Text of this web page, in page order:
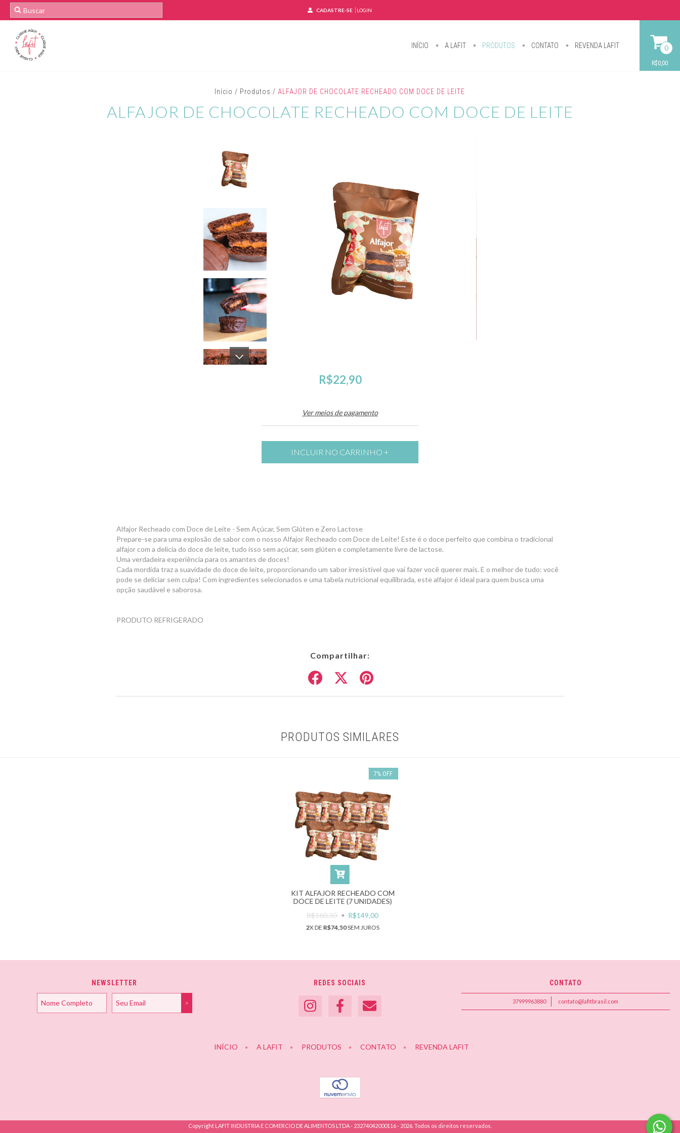
CADASTRE-SE LOGIN
INÍCIO A LAFIT PRODUTOS CONTATO REVENDA LAFIT 0
R$0,00
Início / Produtos / ALFAJOR DE CHOCOLATE RECHEADO COM DOCE DE LEITE
ALFAJOR DE CHOCOLATE RECHEADO COM DOCE DE LEITE
R$22,90
Ver meios de pagamento
Alfajor Recheado com Doce de Leite - Sem Açúcar, Sem Glúten e Zero Lactose
Prepare-se para uma explosão de sabor com o nosso Alfajor Recheado com Doce de Leite! Este é o doce perfeito que combina o tradicional
alfajor com a delícia do doce de leite, tudo isso sem açúcar, sem glúten e completamente livre de lactose.
Uma verdadeira experiência para os amantes de doces!
Cada mordida traz a suavidade do doce de leite, proporcionando um sabor irresistível que vai fazer você querer mais. E o melhor de tudo: você
pode se deliciar sem culpa! Com ingredientes selecionados e uma tabela nutricional equilibrada, este alfajor é ideal para quem busca uma
opção saudável e saborosa.
PRODUTO REFRIGERADO
Compartilhar:
PRODUTOS SIMILARES
7% OFF
KIT ALFAJOR RECHEADO COM
DOCE DE LEITE (7 UNIDADES)
R$160,30
R$149,00
2X DE R$74,50SEM JUROS
NEWSLETTER REDES SOCIAIS CONTATO
37999963880 contato@lafitbrasil.com
INÍCIO A LAFIT PRODUTOS CONTATO REVENDA LAFIT
Copyright LAFIT INDUSTRIA E COMERCIO DE ALIMENTOS LTDA - 23274042000116 - 2026. Todos os direitos reservados.